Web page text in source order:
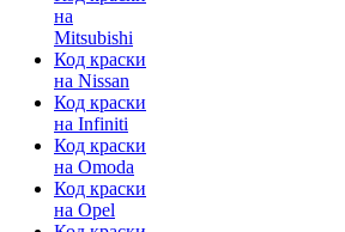
на
Mitsubishi
Код краски
на Nissan
Код краски
на Infiniti
Код краски
на Omoda
Код краски
на Opel